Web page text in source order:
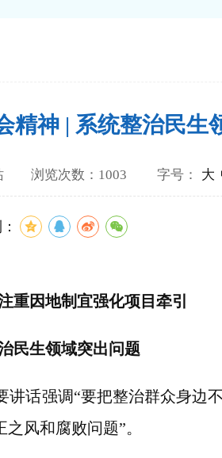
精神 | 系统整治民生
站 浏览次数：1003 字号： 大
重因地制宜强化项目牵引
民生领域突出问题
强调“要把整治群众身边
风和腐败问题”。